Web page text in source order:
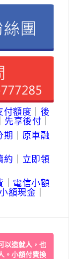
付額度
後
先享後付
期
原車融
約
立即領
電信小額
額現金
以造就人，也
。小額付費換